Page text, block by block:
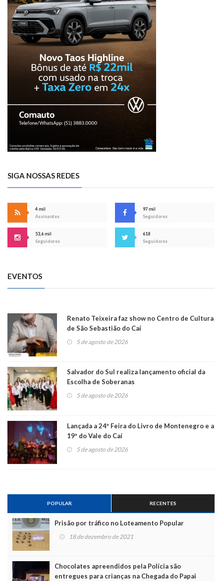
SIGA NOSSAS REDES
4 mil
Assinantes
97 mil
Seguidores
53,6 mil
Seguidores
618
Seguidores
EVENTOS
Renato Teixeira faz show no Centro de Cultura
de São Sebastião do Caí
5 de agosto de 2026
Salvador do Sul realiza lançamento oficial da
Escolha de Soberanas
5 de agosto de 2026
Lançada a 24ª Feira do Livro de Montenegro e a
19ª do Vale do Caí
5 de agosto de 2026
POPULAR RECENTES
Prisão por tráfico no Loteamento Popular
18 de dezembro de 2021
Chocolates apreendidos pela Polícia são
entregues para crianças na Chegada do Papai